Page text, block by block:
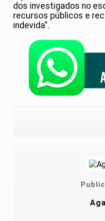
dos investigados no
recursos públicos e
indevida”.